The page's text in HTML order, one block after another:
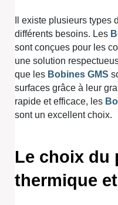
Il existe plusieurs types
différents besoins. Les
sont conçues pour les
une solution
que les Bobines GMS
surfaces grâce à leur
rapide et efficace, les
sont un excellent choix.
Le choix du
thermique